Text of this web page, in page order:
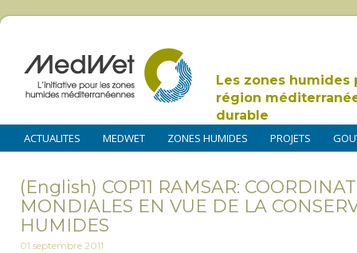
Les zones humides
région
durable
ACTUALITES MEDWET ZONES HUMIDES PROJETS
(English) COP11 RAMSAR:
MONDIALES EN VUE DE LA
HUMIDES
01 septembre 2011